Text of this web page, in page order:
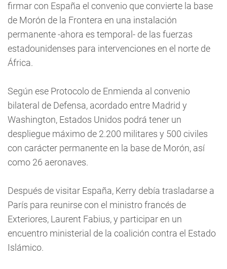
firmar con España el convenio que convierte la base
de Morón de la Frontera en una instalación
permanente -ahora es temporal- de las fuerzas
estadounidenses para intervenciones en el norte de
África.
Según ese Protocolo de Enmienda al convenio
bilateral de Defensa, acordado entre Madrid y
Washington, Estados Unidos podrá tener un
despliegue máximo de 2.200 militares y 500 civiles
con carácter permanente en la base de Morón, así
como 26 aeronaves.
Después de visitar España, Kerry debía trasladarse a
París para reunirse con el ministro francés de
Exteriores, Laurent Fabius, y participar en un
encuentro ministerial de la coalición contra el Estado
Islámico.